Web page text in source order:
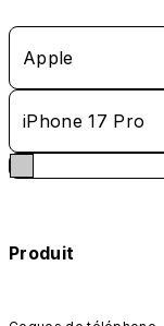
Apple
iPhone 17 Pro
Produit